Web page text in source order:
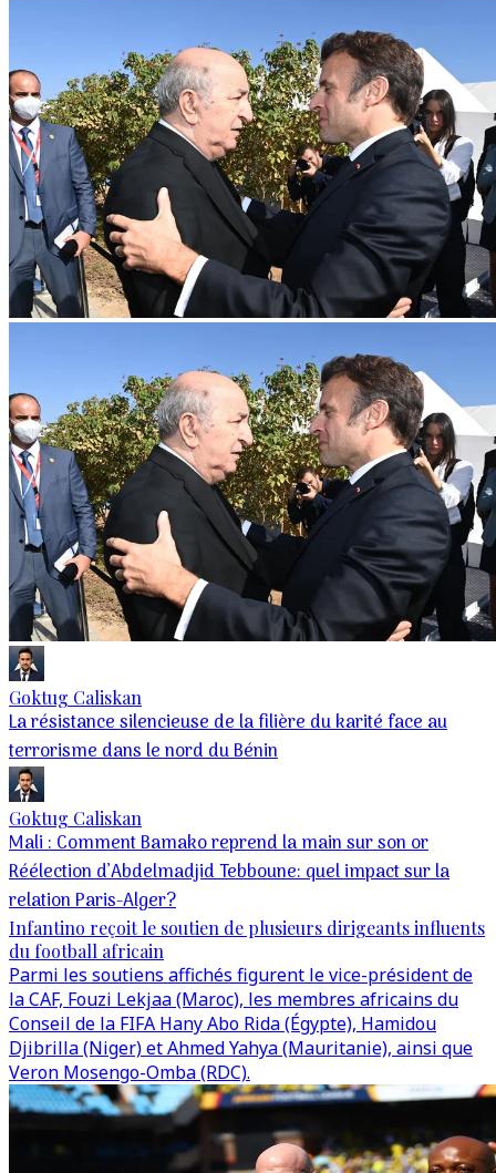
Goktug Caliskan
La résistance silencieuse de la filière du karité face au
terrorisme dans le nord du Bénin
Goktug Caliskan
Mali : Comment Bamako reprend la main sur son or
Réélection d’Abdelmadjid Tebboune: quel impact sur la
relation Paris-Alger?
Infantino reçoit le soutien de plusieurs dirigeants influents
du football africain
Parmi les soutiens affichés figurent le vice-président de
la CAF, Fouzi Lekjaa (Maroc), les membres africains du
Conseil de la FIFA Hany Abo Rida (Égypte), Hamidou
Djibrilla (Niger) et Ahmed Yahya (Mauritanie), ainsi que
Veron Mosengo-Omba (RDC).